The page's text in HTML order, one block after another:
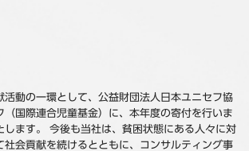
BBS Group News
出版書籍
活動の一環として、公益財団法人日本ユニセフ協
（国際連合児童基金）に、本年度の寄付を行いま
します。 今後も当社は、貧困状態にある人々に対
社会貢献を続けるとともに、コンサルティング事